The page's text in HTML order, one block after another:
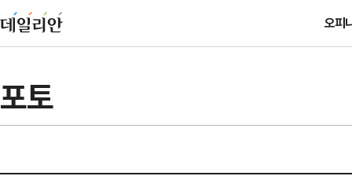
오피
포토